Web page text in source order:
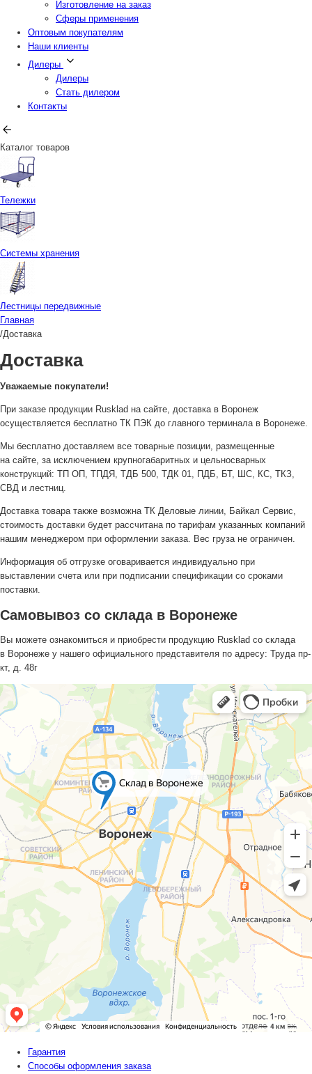
Изготовление на заказ
Сферы применения
Оптовым покупателям
Наши клиенты
Дилеры
Дилеры
Стать дилером
Контакты
Каталог товаров
Тележки
Системы хранения
Лестницы передвижные
Главная
/Доставка
Доставка
Уважаемые покупатели!
При заказе продукции Rusklad на сайте, доставка в Воронеж
осуществляется бесплатно ТК ПЭК до главного терминала в Воронеже.
Мы бесплатно доставляем все товарные позиции, размещенные
на сайте, за исключением крупногабаритных и цельносварных
конструкций: ТП ОП, ТПДЯ, ТДБ 500, ТДК 01, ПДБ, БТ, ШС, КС, ТКЗ,
СВД и лестниц.
Доставка товара также возможна ТК Деловые линии, Байкал Сервис,
стоимость доставки будет рассчитана по тарифам указанных компаний
нашим менеджером при оформлении заказа. Вес груза не ограничен.
Информация об отгрузке оговаривается индивидуально при
выставлении счета или при подписании спецификации со сроками
поставки.
Самовывоз со склада в Воронеже
Вы можете ознакомиться и приобрести продукцию Rusklad со склада
в Воронеже у нашего официального представителя по адресу: Труда пр-
кт, д. 48г
Гарантия
Способы оформления заказа